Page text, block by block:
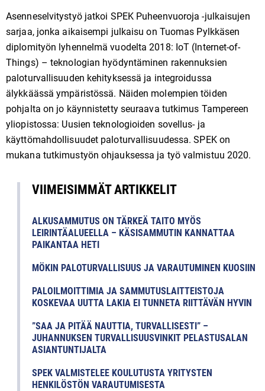
Asenneselvitystyö jatkoi SPEK Puheenvuoroja -julkaisujen
sarjaa, jonka aikaisempi julkaisu on Tuomas Pylkkäsen
diplomityön lyhennelmä vuodelta 2018: IoT (Internet-of-
Things) – teknologian hyödyntäminen rakennuksien
paloturvallisuuden kehityksessä ja integroidussa
älykkäässä ympäristössä. Näiden molempien töiden
pohjalta on jo käynnistetty seuraava tutkimus Tampereen
yliopistossa: Uusien teknologioiden sovellus- ja
käyttömahdollisuudet paloturvallisuudessa. SPEK on
mukana tutkimustyön ohjauksessa ja työ valmistuu 2020.
VIIMEISIMMÄT ARTIKKELIT
ALKUSAMMUTUS ON TÄRKEÄ TAITO MYÖS
LEIRINTÄALUEELLA – KÄSISAMMUTIN KANNATTAA
PAIKANTAA HETI
MÖKIN PALOTURVALLISUUS JA VARAUTUMINEN KUOSIIN
PALOILMOITTIMIA JA SAMMUTUSLAITTEISTOJA
KOSKEVAA UUTTA LAKIA EI TUNNETA RIITTÄVÄN HYVIN
”SAA JA PITÄÄ NAUTTIA, TURVALLISESTI” –
JUHANNUKSEN TURVALLISUUSVINKIT PELASTUSALAN
ASIANTUNTIJALTA
SPEK VALMISTELEE KOULUTUSTA YRITYSTEN
HENKILÖSTÖN VARAUTUMISESTA